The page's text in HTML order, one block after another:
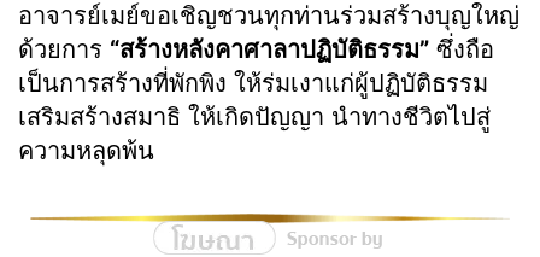
อาจารย์เมย์ขอเชิญชวนทุกท่านร่วมสร้างบุญใหญ่
ด้วยการ “สร้างหลังคาศาลาปฏิบัติธรรม” ซึ่งถือ
เป็นการสร้างที่พักพิง ให้ร่มเงาแก่ผู้ปฏิบัติธรรม
เสริมสร้างสมาธิ ให้เกิดปัญญา นำทางชีวิตไปสู่
ความหลุดพ้น